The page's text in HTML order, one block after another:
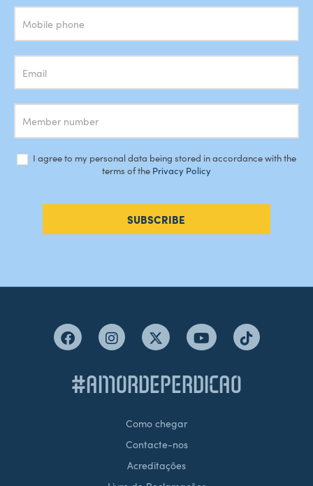
I agree to my personal data being stored in accordance with the
terms of the Privacy Policy
SUBSCRIBE
#AMORDEPERDICAO
Como chegar
Contacte-nos
Acreditações